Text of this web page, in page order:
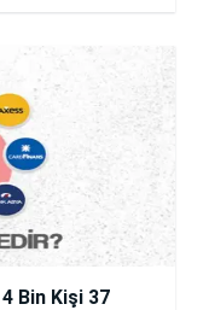
Bin Kişi 37